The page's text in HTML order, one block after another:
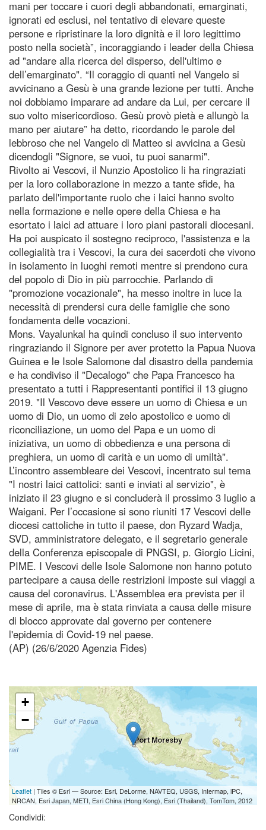
mani per toccare i cuori degli abbandonati, emarginati,
ignorati ed esclusi, nel tentativo di elevare queste
persone e ripristinare la loro dignità e il loro legittimo
posto nella società”, incoraggiando i leader della Chiesa
ad "andare alla ricerca del disperso, dell'ultimo e
dell’emarginato". “Il coraggio di quanti nel Vangelo si
avvicinano a Gesù è una grande lezione per tutti. Anche
noi dobbiamo imparare ad andare da Lui, per cercare il
suo volto misericordioso. Gesù provò pietà e allungò la
mano per aiutare” ha detto, ricordando le parole del
lebbroso che nel Vangelo di Matteo si avvicina a Gesù
dicendogli "Signore, se vuoi, tu puoi sanarmi".
Rivolto ai Vescovi, il Nunzio Apostolico li ha ringraziati
per la loro collaborazione in mezzo a tante sfide, ha
parlato dell'importante ruolo che i laici hanno svolto
nella formazione e nelle opere della Chiesa e ha
esortato i laici ad attuare i loro piani pastorali diocesani.
Ha poi auspicato il sostegno reciproco, l'assistenza e la
collegialità tra i Vescovi, la cura dei sacerdoti che vivono
in isolamento in luoghi remoti mentre si prendono cura
del popolo di Dio in più parrocchie. Parlando di
"promozione vocazionale", ha messo inoltre in luce la
necessità di prendersi cura delle famiglie che sono
fondamenta delle vocazioni.
Mons. Vayalunkal ha quindi concluso il suo intervento
ringraziando il Signore per aver protetto la Papua Nuova
Guinea e le Isole Salomone dal disastro della pandemia
e ha condiviso il "Decalogo" che Papa Francesco ha
presentato a tutti i Rappresentanti pontifici il 13 giugno
2019. "Il Vescovo deve essere un uomo di Chiesa e un
uomo di Dio, un uomo di zelo apostolico e uomo di
riconciliazione, un uomo del Papa e un uomo di
iniziativa, un uomo di obbedienza e una persona di
preghiera, un uomo di carità e un uomo di umiltà".
L’incontro assembleare dei Vescovi, incentrato sul tema
"I nostri laici cattolici: santi e inviati al servizio", è
iniziato il 23 giugno e si concluderà il prossimo 3 luglio a
Waigani. Per l’occasione si sono riuniti 17 Vescovi delle
diocesi cattoliche in tutto il paese, don Ryzard Wadja,
SVD, amministratore delegato, e il segretario generale
della Conferenza episcopale di PNGSI, p. Giorgio Licini,
PIME. I Vescovi delle Isole Salomone non hanno potuto
partecipare a causa delle restrizioni imposte sui viaggi a
causa del coronavirus. L'Assemblea era prevista per il
mese di aprile, ma è stata rinviata a causa delle misure
di blocco approvate dal governo per contenere
l'epidemia di Covid-19 nel paese.
(AP) (26/6/2020 Agenzia Fides)
+
−
Leaflet | Tiles © Esri — Source: Esri, DeLorme, NAVTEQ, USGS, Intermap, iPC,
NRCAN, Esri Japan, METI, Esri China (Hong Kong), Esri (Thailand), TomTom, 2012
Condividi: